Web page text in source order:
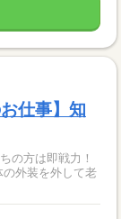
仕事】知